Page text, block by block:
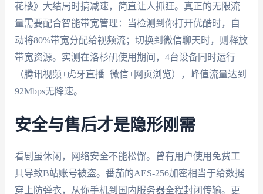
花楼》大结局时搞减速，简直让人抓狂。真正的无限流
量需要配合智能带宽管理：当检测到你打开优酷时，自
动将80%带宽分配给视频流；切换到微信聊天时，则释放
带宽资源。实测在洛杉矶使用期间，4台设备同时运行
（腾讯视频+虎牙直播+微信+网页浏览），峰值流量达到
92Mbps无降速。
安全与售后才是隐形刚需
看剧虽休闲，网络安全不能松懈。曾有用户使用免费工
具导致B站账号被盗。番茄的AES-256加密相当于给数据
穿上防弹衣，从你手机到国内服务器全程封闭传输。更